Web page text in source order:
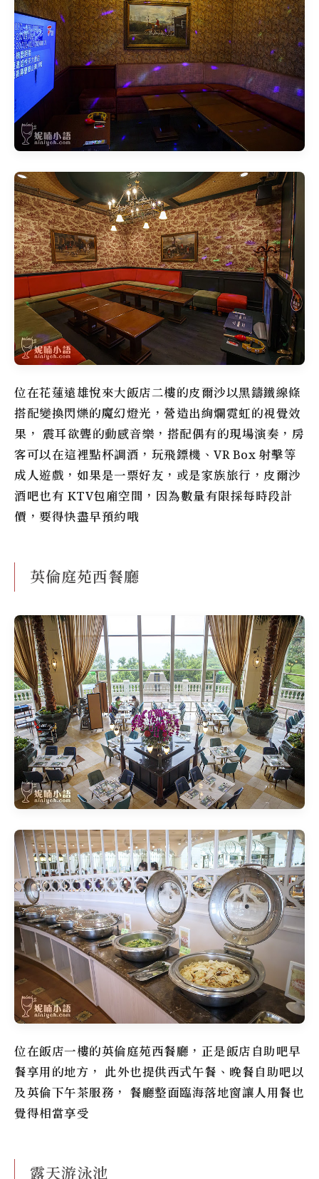
位在花蓮遠雄悅來大飯店二樓的皮爾沙以黑鑄鐵線條
搭配變換閃爍的魔幻燈光，營造出絢爛霓虹的視覺效
果， 震耳欲聾的動感音樂，搭配偶有的現場演奏，房
客可以在這裡點杯調酒，玩飛鏢機、VR Box 射擊等
成人遊戲，如果是一票好友，或是家族旅行，皮爾沙
酒吧也有 KTV包廂空間，因為數量有限採每時段計
價，要得快盡早預約哦
英倫庭苑西餐廳
位在飯店一樓的英倫庭苑西餐廳，正是飯店自助吧早
餐享用的地方， 此外也提供西式午餐、晚餐自助吧以
及英倫下午茶服務， 餐廳整面臨海落地窗讓人用餐也
覺得相當享受
露天游泳池